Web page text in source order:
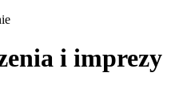
i imprezy